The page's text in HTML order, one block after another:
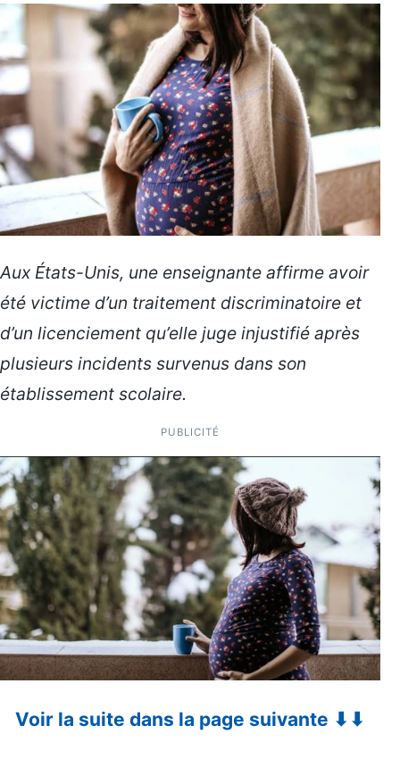
Aux États-Unis, une enseignante affirme avoir
été victime d’un traitement discriminatoire et
d’un licenciement qu’elle juge injustifié après
plusieurs incidents survenus dans son
établissement scolaire.
PUBLICITÉ
Voir la suite dans la page suivante ⬇⬇